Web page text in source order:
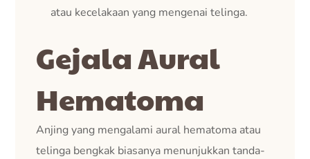
atau kecelakaan yang mengenai telinga.
Gejala Aural
Hematoma
Anjing yang mengalami aural hematoma atau
telinga bengkak biasanya menunjukkan tanda-